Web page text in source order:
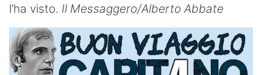
l’ha visto. Il Messaggero/Alberto Abbate